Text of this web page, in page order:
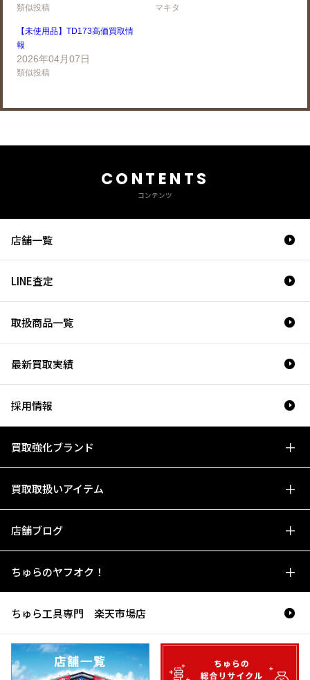
類似投稿 マキタ
【未使用品】TD173高価買取情
報
2026年04月07日
類似投稿
CONTENTS
コンテンツ
店舗一覧
LINE査定
取扱商品一覧
最新買取実績
採用情報
買取強化ブランド
買取取扱いアイテム
店舗ブログ
ちゅらのヤフオク！
ちゅら工具専門 楽天市場店